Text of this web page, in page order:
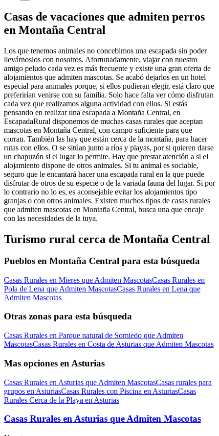
Casas de vacaciones que admiten perros
en Montaña Central
Los que tenemos animales no concebimos una escapada sin poder
llevárnoslos con nosotros. Afortunadamente, viajar con nuestro
amigo peludo cada vez es más frecuente y existe una gran oferta de
alojamientos que admiten mascotas. Se acabó dejarlos en un hotel
especial para animales porque, si ellos pudieran elegir, está claro que
preferirían venirse con su familia. Solo hace falta ver cómo disfrutan
cada vez que realizamos alguna actividad con ellos. Si estás
pensando en realizar una escapada a Montaña Central, en
EscapadaRural disponemos de muchas casas rurales que aceptan
mascotas en Montaña Central, con campo suficiente para que
corran. También las hay que están cerca de la montaña, para hacer
rutas con ellos. O se sitúan junto a ríos y playas, por si quieren darse
un chapuzón si el lugar lo permite. Hay que prestar atención a si el
alojamiento dispone de otros animales. Si tu animal es sociable,
seguro que le encantará hacer una escapada rural en la que puede
disfrutar de otros de su especie o de la variada fauna del lugar. Si por
lo contrario no lo es, es aconsejable evitar los alojamientos tipo
granjas o con otros animales. Existen muchos tipos de casas rurales
que admiten mascotas en Montaña Central, busca una que encaje
con las necesidades de la tuya.
Turismo rural cerca de Montaña Central
Pueblos en Montaña Central para esta búsqueda
Casas Rurales en Mieres que Admiten MascotasCasas Rurales en
Pola de Lena que Admiten MascotasCasas Rurales en Lena que
Admiten Mascotas
Otras zonas para esta búsqueda
Casas Rurales en Parque natural de Somiedo que Admiten
MascotasCasas Rurales en Costa de Asturias que Admiten Mascotas
Mas opciones en Asturias
Casas Rurales en Asturias que Admiten MascotasCasas rurales para
grupos en AsturiasCasas Rurales con Piscina en AsturiasCasas
Rurales Cerca de la Playa en Asturias
Casas Rurales en Asturias que Admiten Mascotas